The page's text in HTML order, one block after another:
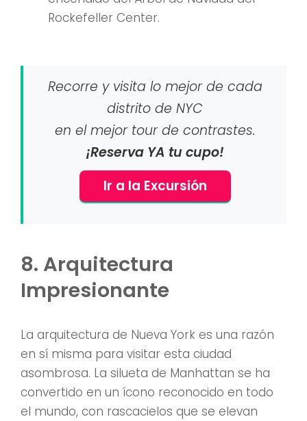
Rockefeller Center.
Recorre y visita lo mejor de cada
distrito de NYC
en el mejor tour de contrastes.
¡Reserva YA tu cupo!
Ir a la Excursión
8. Arquitectura
Impresionante
La arquitectura de Nueva York es una razón
en sí misma para visitar esta ciudad
asombrosa. La silueta de Manhattan se ha
convertido en un ícono reconocido en todo
el mundo, con rascacielos que se elevan